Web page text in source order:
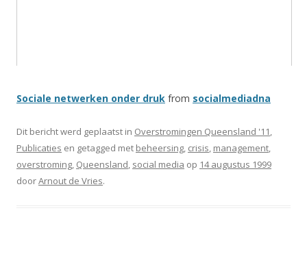
Sociale netwerken onder druk from socialmediadna
Dit bericht werd geplaatst in Overstromingen Queensland '11,
Publicaties en getagged met beheersing, crisis, management,
overstroming, Queensland, social media op 14 augustus 1999
doorArnout de Vries.